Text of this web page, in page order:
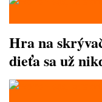
Hra na
dieťa sa už